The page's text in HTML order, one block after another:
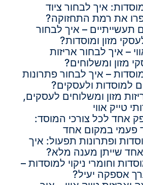
איך לבחור ציוד
את רמת התחזוקה?
תעשייתיים – איך לבחור
מזון ומוסדות?
– איך לבחור אריזות
מזון ומשלוחים?
– איך לבחור פתרונות
למוסדות ולעסקים?
מזון ומשלוחים לעסקים,
טייק אווי
אחד לכל צורכי המוסד:
פעמי במקום אחד
ופתרונות תפעול: איך
שייתן מענה מלא?
וחומרי ניקוי למוסדות –
אספקה יעיל?